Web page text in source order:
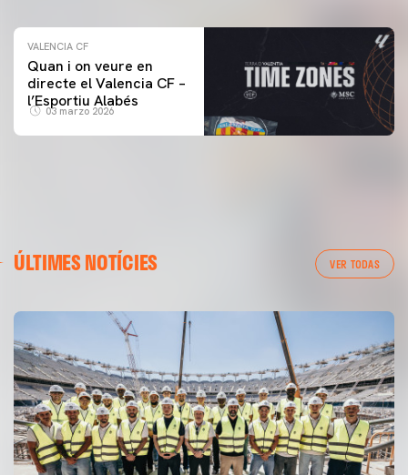
VALENCIA CF
Quan i on veure en
directe el Valencia CF –
l’Esportiu Alabés
03 marzo 2026
ÚLTIMES NOTÍCIES VER TODAS